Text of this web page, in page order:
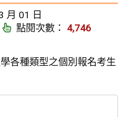
月 01 日
點閱次數： 4,746
各種類型之個別報名考生